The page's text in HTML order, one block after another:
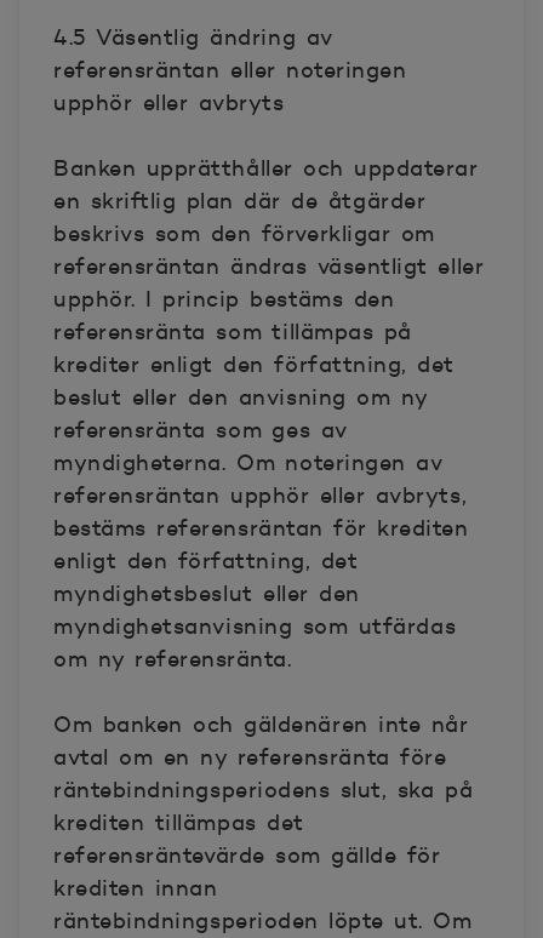
4.5 Väsentlig ändring av
referensräntan eller noteringen
upphör eller avbryts
Banken upprätthåller och uppdaterar
en skriftlig plan där de åtgärder
beskrivs som den förverkligar om
referensräntan ändras väsentligt eller
upphör. I princip bestäms den
referensränta som tillämpas på
krediter enligt den författning, det
beslut eller den anvisning om ny
referensränta som ges av
myndigheterna. Om noteringen av
referensräntan upphör eller avbryts,
bestäms referensräntan för krediten
enligt den författning, det
myndighetsbeslut eller den
myndighetsanvisning som utfärdas
om ny referensränta.
Om banken och gäldenären inte når
avtal om en ny referensränta före
räntebindningsperiodens slut, ska på
krediten tillämpas det
referensräntevärde som gällde för
krediten innan
räntebindningsperioden löpte ut. Om